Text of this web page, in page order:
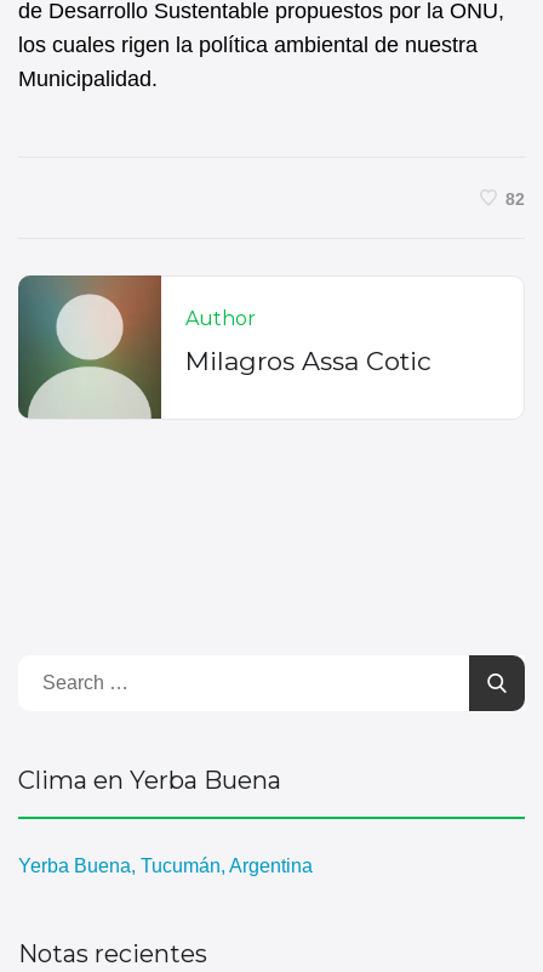
de Desarrollo Sustentable propuestos por la ONU,
los cuales rigen la política ambiental de nuestra
Municipalidad.
82
Author
Milagros Assa Cotic
Clima en Yerba Buena
Yerba Buena, Tucumán, Argentina
Notas recientes